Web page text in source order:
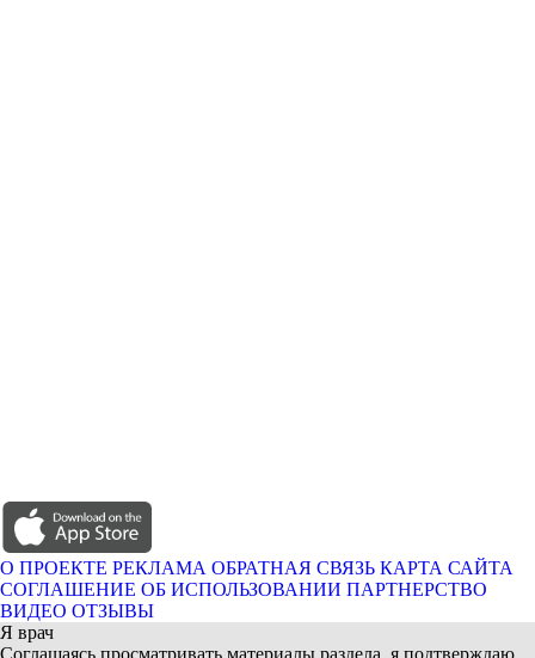
О ПРОЕКТЕ РЕКЛАМА ОБРАТНАЯ СВЯЗЬ КАРТА САЙТА
СОГЛАШЕНИЕ ОБ ИСПОЛЬЗОВАНИИ ПАРТНЕРСТВО
ВИДЕО ОТЗЫВЫ
Я врач
Соглашаясь просматривать материалы раздела, я подтверждаю,